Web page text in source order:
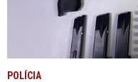
POLÍCIA